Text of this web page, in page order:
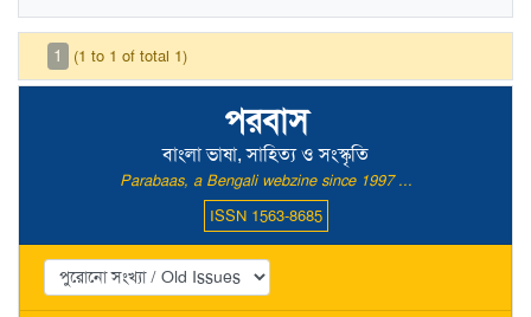
পরবাস
বাংলা ভাষা, সাহিত্য ও সংস্কৃতি
Parabaas, a Bengali webzine since 1997 ...
ISSN 1563-8685
1 (1 to 1 of total 1)